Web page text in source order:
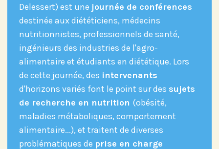
Delessert) est une journée de conférences
destinée aux diététiciens, médecins
nutritionnistes, professionnels de santé,
ingénieurs des industries de l'agro-
alimentaire et étudiants en diététique. Lors
de cette journée, des intervenants
d'horizons variés font le point sur des sujets
de recherche en nutrition (obésité,
maladies métaboliques, comportement
alimentaire...), et traitent de diverses
problématiques de prise en charge
Prix Projets de Recherche